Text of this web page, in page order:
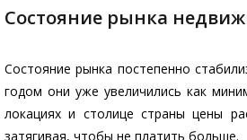
Состояние рынка
Состояние рынка постепенно
годом они уже увеличились как
локациях и столице страны цены
затягивая, чтобы не платить больше.